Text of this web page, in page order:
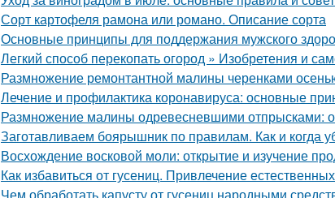
Сорт картофеля рамона или романо. Описание сорта
Основные принципы для поддержания мужского
Легкий способ перекопать огород » Изобретения и
Размножение ремонтантной малины черенками
Лечение и профилактика коронавируса: основные
Размножение малины одревесневшими отпрысками:
Заготавливаем боярышник по правилам. Как и когда
Восхождение восковой моли: открытие и изучение
Как избавиться от гусениц. Привлечение